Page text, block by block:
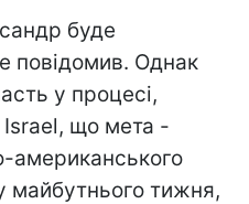
буде
повідомив. Однак
у процесі,
Israel, що мета -
американського
майбутнього тижня,